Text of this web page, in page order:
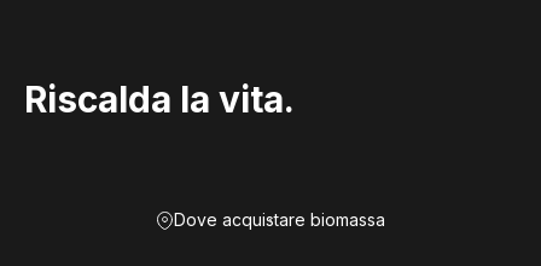
Riscalda la vita.
Dove acquistare biomassa